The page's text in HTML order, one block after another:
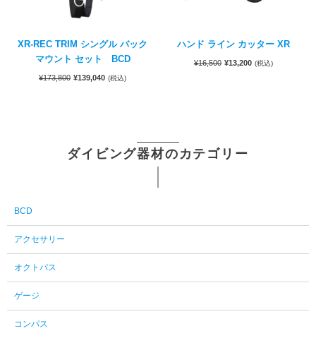
XR-REC TRIM シングル バック
マウント セット BCD
¥173,800 ¥139,040 (税込)
ハンド ライン カッター XR
¥16,500 ¥13,200 (税込)
ダイビング器材のカテゴリー
BCD
アクセサリー
オクトパス
ゲージ
コンパス